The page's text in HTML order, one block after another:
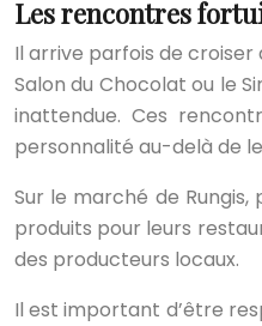
Les rencontres
Il arrive parfois de
Salon du Chocolat ou le
inattendue. Ces
personnalité au-delà de
Sur le marché de
produits pour leurs
des producteurs locaux.
Il est important d’être